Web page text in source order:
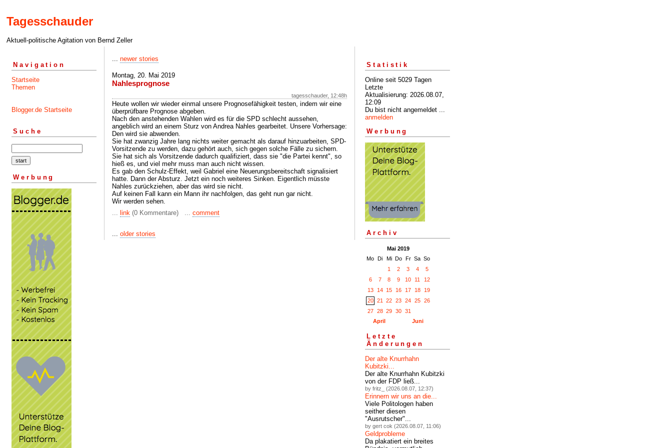
Tagesschauder
Aktuell-politische Agitation von Bernd Zeller
Navigation
Startseite
Themen
Blogger.de Startseite
Suche
Werbung
... newer stories
Montag, 20. Mai 2019
Nahlesprognose
tagesschauder, 12:48h
Heute wollen wir wieder einmal unsere Prognosefähigkeit testen, indem wir eine
überprüfbare Prognose abgeben.
Nach den anstehenden Wahlen wird es für die SPD schlecht aussehen,
angeblich wird an einem Sturz von Andrea Nahles gearbeitet. Unsere Vorhersage:
Den wird sie abwenden.
Sie hat zwanzig Jahre lang nichts weiter gemacht als darauf hinzuarbeiten, SPD-
Vorsitzende zu werden, dazu gehört auch, sich gegen solche Fälle zu sichern.
Sie hat sich als Vorsitzende dadurch qualifiziert, dass sie "die Partei kennt", so
hieß es, und viel mehr muss man auch nicht wissen.
Es gab den Schulz-Effekt, weil Gabriel eine Neuerungsbereitschaft signalisiert
hatte. Dann der Absturz. Jetzt ein noch weiteres Sinken. Eigentlich müsste
Nahles zurückziehen, aber das wird sie nicht.
Auf keinen Fall kann ein Mann ihr nachfolgen, das geht nun gar nicht.
Wir werden sehen.
... link (0 Kommentare) ... comment
... older stories
Statistik
Online seit 5029 Tagen
Letzte
Aktualisierung: 2026.08.07,
12:09
Du bist nicht angemeldet ...
anmelden
Werbung
Archiv
Mai 2019
Mo Di Mi Do Fr Sa So
1
2 3 4
5
6
7 8 9 10 11
12
13
14 15 16 17 18
19
20
21 22 23 24 25
26
27
28 29 30 31
April
Juni
Letzte
Änderungen
Der alte Knurrhahn
Kubitzki...
Der alte Knurrhahn Kubitzki
von der FDP ließ...
by fritz_ (2026.08.07, 12:37)
Erinnern wir uns an die...
Viele Politologen haben
seither diesen
"Ausrutscher"...
by gert cok (2026.08.07, 11:06)
Geldprobleme
Da plakatiert ein breites